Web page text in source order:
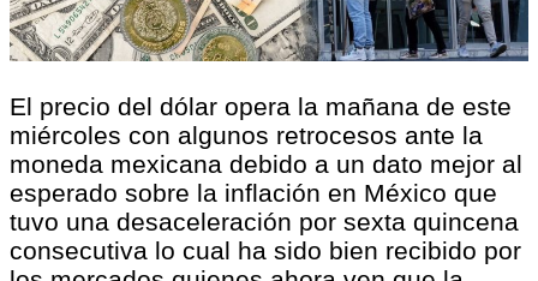
El precio del dólar opera la mañana de este
miércoles con algunos retrocesos ante la
moneda mexicana debido a un dato mejor al
esperado sobre la inflación en México que
tuvo una desaceleración por sexta quincena
consecutiva lo cual ha sido bien recibido por